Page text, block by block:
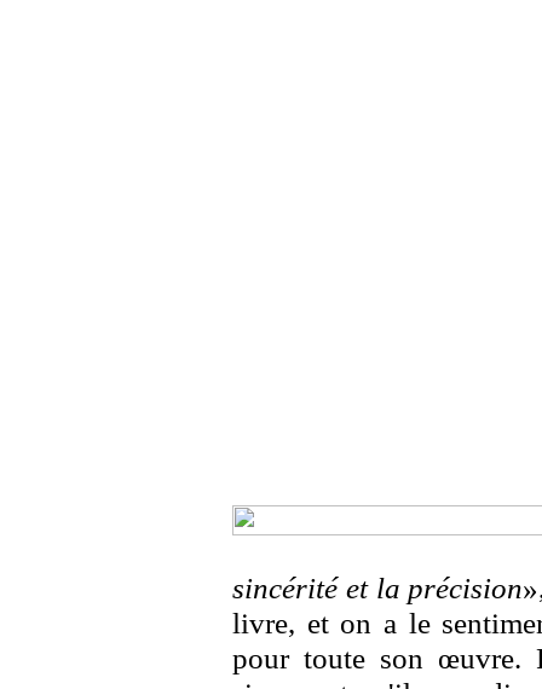
sincérité et la précision
livre, et on a le
pour toute son œuvre.